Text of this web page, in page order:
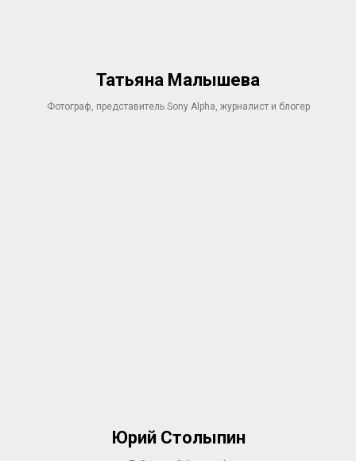
Татьяна Малышева
Фотограф, представитель Sony Alpha, журналист и блогер
Юрий Столыпин